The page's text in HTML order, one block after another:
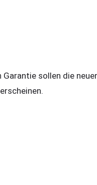
sollen die